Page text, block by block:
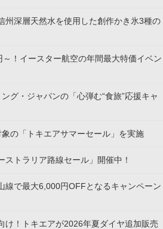
州深層天然水を使用した創作かき氷3種の
！イースター航空の年間最大特価イベン
グ・ジャパンの「心弾む“食旅”応援キャ
象の「トキエアサマーセール」を実施
ストラリア路線セール」開催中！
線で最大6,000円OFFとなるキャンペーン
け！トキエアが2026年夏ダイヤ追加販売